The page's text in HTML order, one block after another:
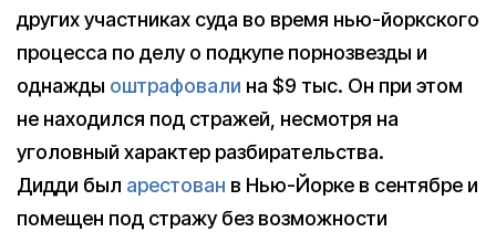
других участниках суда во время нью-йоркского
процесса по делу о подкупе порнозвезды и
однажды оштрафовали на $9 тыс. Он при этом
не находился под стражей, несмотря на
уголовный характер разбирательства.
Дидди был арестован в Нью-Йорке в сентябре и
помещен под стражу без возможности